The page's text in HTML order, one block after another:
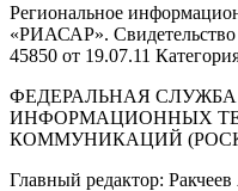
Региональное
«РИАСАР».
45850 от 19.07.11
ФЕДЕРАЛЬНАЯ
ИНФОРМАЦИОННЫХ
КОММУНИКАЦИЙ
Главный редактор: